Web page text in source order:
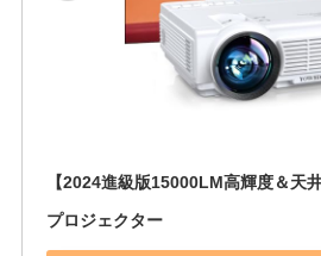
【2024進級版15000LM高輝度＆天
プロジェクター